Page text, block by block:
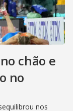
chão e
no
nos